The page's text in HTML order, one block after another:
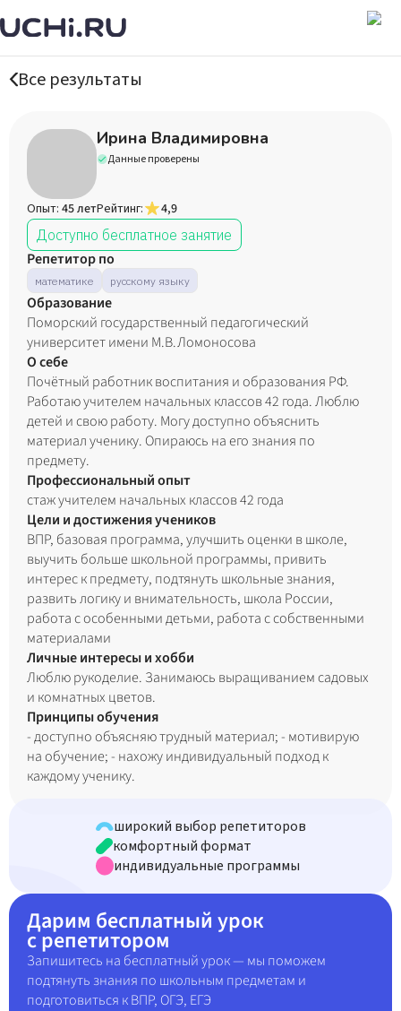
Все результаты
Ирина Владимировна
Данные проверены
Опыт: 45 летРейтинг:
4,9
Доступно бесплатное занятие
Репетитор по
математике русскому языку
Образование
Поморский государственный педагогический
университет имени М.В.Ломоносова
О себе
Почётный работник воспитания и образования РФ.
Работаю учителем начальных классов 42 года. Люблю
детей и свою работу. Могу доступно объяснить
материал ученику. Опираюсь на его знания по
предмету.
Профессиональный опыт
стаж учителем начальных классов 42 года
Цели и достижения учеников
ВПР, базовая программа, улучшить оценки в школе,
выучить больше школьной программы, привить
интерес к предмету, подтянуть школьные знания,
развить логику и внимательность, школа России,
работа с особенными детьми, работа с собственными
материалами
Личные интересы и хобби
Люблю рукоделие. Занимаюсь выращиванием садовых
и комнатных цветов.
Принципы обучения
- доступно объясняю трудный материал; - мотивирую
на обучение; - нахожу индивидуальный подход к
каждому ученику.
широкий выбор репетиторов
комфортный формат
индивидуальные программы
Дарим бесплатный урок
с репетитором
Запишитесь на бесплатный урок — мы поможем
подтянуть знания по школьным предметам и
подготовиться к ВПР, ОГЭ, ЕГЭ